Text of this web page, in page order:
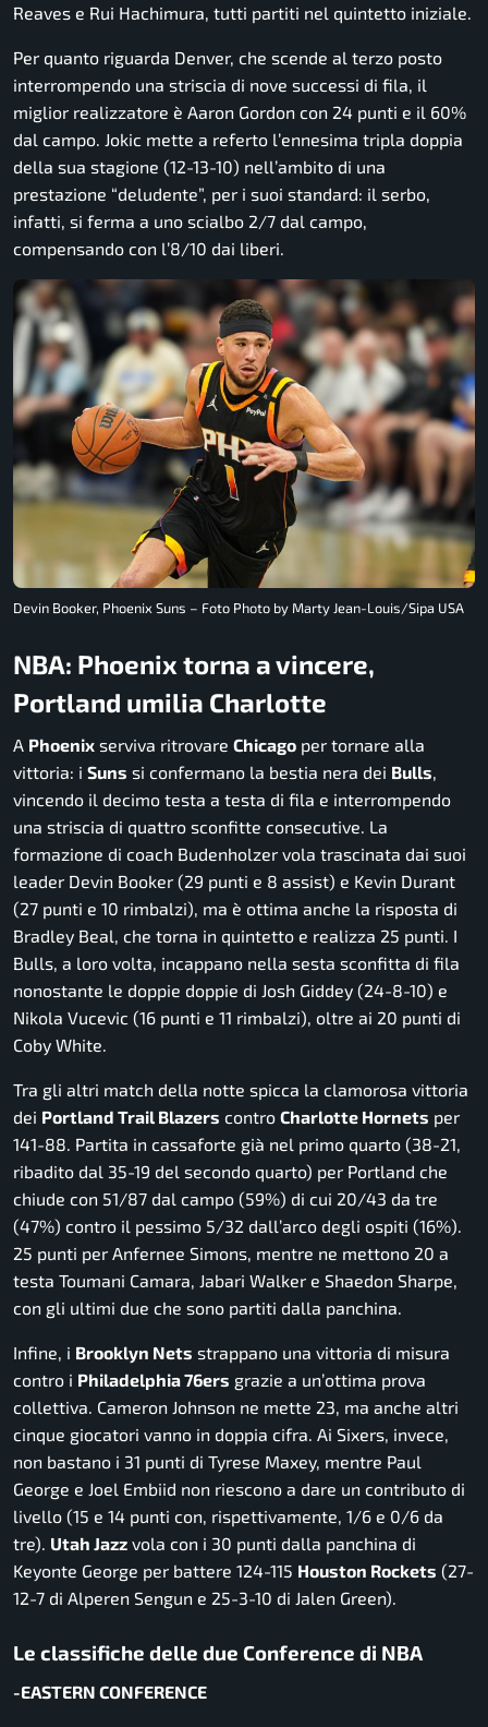
Reaves e Rui Hachimura, tutti partiti nel quintetto iniziale.
Per quanto riguarda Denver, che scende al terzo posto
interrompendo una striscia di nove successi di fila, il
miglior realizzatore è Aaron Gordon con 24 punti e il 60%
dal campo. Jokic mette a referto l’ennesima tripla doppia
della sua stagione (12-13-10) nell’ambito di una
prestazione “deludente”, per i suoi standard: il serbo,
infatti, si ferma a uno scialbo 2/7 dal campo,
compensando con l’8/10 dai liberi.
Devin Booker, Phoenix Suns – Foto Photo by Marty Jean-Louis/Sipa USA
NBA: Phoenix torna a vincere,
Portland umilia Charlotte
A Phoenix serviva ritrovare Chicago per tornare alla
vittoria: i Suns si confermano la bestia nera dei Bulls,
vincendo il decimo testa a testa di fila e interrompendo
una striscia di quattro sconfitte consecutive. La
formazione di coach Budenholzer vola trascinata dai suoi
leader Devin Booker (29 punti e 8 assist) e Kevin Durant
(27 punti e 10 rimbalzi), ma è ottima anche la risposta di
Bradley Beal, che torna in quintetto e realizza 25 punti. I
Bulls, a loro volta, incappano nella sesta sconfitta di fila
nonostante le doppie doppie di Josh Giddey (24-8-10) e
Nikola Vucevic (16 punti e 11 rimbalzi), oltre ai 20 punti di
Coby White.
Tra gli altri match della notte spicca la clamorosa vittoria
dei Portland Trail Blazers contro Charlotte Hornets per
141-88. Partita in cassaforte già nel primo quarto (38-21,
ribadito dal 35-19 del secondo quarto) per Portland che
chiude con 51/87 dal campo (59%) di cui 20/43 da tre
(47%) contro il pessimo 5/32 dall’arco degli ospiti (16%).
25 punti per Anfernee Simons, mentre ne mettono 20 a
testa Toumani Camara, Jabari Walker e Shaedon Sharpe,
con gli ultimi due che sono partiti dalla panchina.
Infine, i Brooklyn Nets strappano una vittoria di misura
contro i Philadelphia 76ers grazie a un’ottima prova
collettiva. Cameron Johnson ne mette 23, ma anche altri
cinque giocatori vanno in doppia cifra. Ai Sixers, invece,
non bastano i 31 punti di Tyrese Maxey, mentre Paul
George e Joel Embiid non riescono a dare un contributo di
livello (15 e 14 punti con, rispettivamente, 1/6 e 0/6 da
tre). Utah Jazz vola con i 30 punti dalla panchina di
Keyonte George per battere 124-115 Houston Rockets (27-
12-7 di Alperen Sengun e 25-3-10 di Jalen Green).
Le classifiche delle due Conference di NBA
-EASTERN CONFERENCE